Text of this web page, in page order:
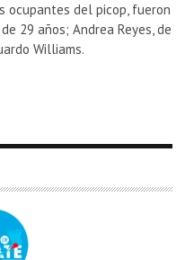
ocupantes del picop, fueron
29 años; Andrea Reyes, de
Williams.